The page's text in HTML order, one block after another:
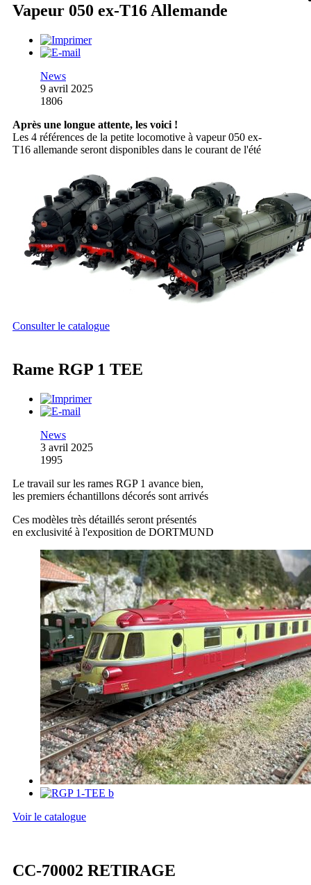
Vapeur 050 ex-T16 Allemande
News
9 avril 2025
1806
Après une longue attente, les voici !
Les 4 références de la petite locomotive à vapeur 050 ex-
T16 allemande seront disponibles dans le courant de l'été
Consulter le catalogue
Rame RGP 1 TEE
News
3 avril 2025
1995
Le travail sur les rames RGP 1 avance bien,
les premiers échantillons décorés sont arrivés
Ces modèles très détaillés seront présentés
en exclusivité à l'exposition de DORTMUND
Voir le catalogue
CC-70002 RETIRAGE